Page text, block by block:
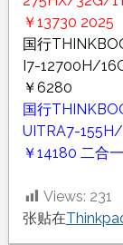
￥13730 2025
国行
I7-12700H/
￥6280
国行
UITRA7-
￥14180 二合一
Views: 231
张贴在